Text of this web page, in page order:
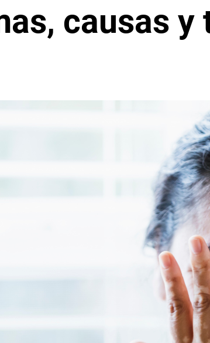
causas y